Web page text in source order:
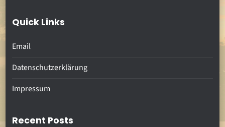
Quick Links
Email
Datenschutzerklärung
Impressum
Recent Posts